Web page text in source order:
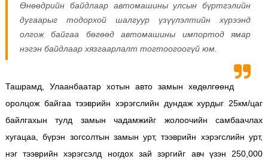
Өнөөдрийн байдлаар автомашины улсын бүртгэлийн
дугаарыг тодорхой шалгуур үзүүлэлтийн хүрээнд
олгож байгаа бөгөөд автомашины импортод ямар
нэгэн байдлаар хязгаарлалт тогтоогоогүй юм.
Ташрамд, Улаанбаатар хотын авто замын хөдөлгөөнд
оролцож байгаа тээврийн хэрэгслийн дундаж хурдыг 25км/цаг
байлгахын тулд замын чадамжийг жолоочийн самбаачлах
хугацаа, бүрэн зогсолтын замын урт, тээврийн хэрэгслийн урт,
нэг тээврийн хэрэгсэлд ногдох зай зэргийг авч үзэн 250,000